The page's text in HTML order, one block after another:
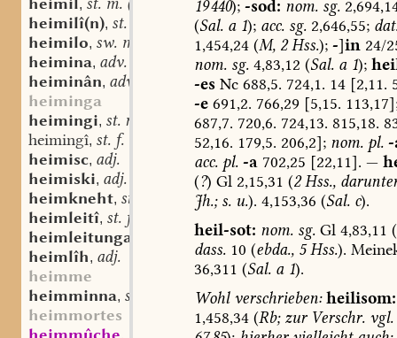
,
heimilî(n), st. n.
heimilo, sw. m.
heimina, adv.
heiminân, adv.
heiminga
heimingi, st. n.
heimingî, st. f.
heimisc, adj.
heimiski, adj.
heimkneht, st. m.
heimleitî, st. f.
heimleitunga
heimlîh, adj.
heimme
heimminna, st. f.
heimmortes
,
19 440); -sod: nom.sg.
(Sal.a1); acc.sg. 2,646,55;
1,454,24(M,2Hss.); -]in24/
nom.sg.4,83,12 (Sal.a1);
-esNc 688,5. 724,1. 14[2,11.
-e691,2. 766,29 [5,15.
687,7. 720,6. 724,13. 815,18.
52,16. 179,5. 206,2]; nom.pl. -
acc.pl. -a702,25 [22,11]. —
(?) Gl2,15,31 (2Hss.,
Jh.;s.u.). 4,153,36 (Sal.c).
heil-sot: nom.sg.Gl4,83,11 (
dass.10 (ebda.,5Hss.).
36,311 (Sal.a1).
Wohlverschrieben: heilisom:
1,458,34(Rb;zur Verschr.vgl.